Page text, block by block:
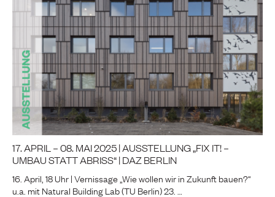
17. APRIL – 08. MAI 2025 | AUSSTELLUNG „FIX IT! –
UMBAU STATT ABRISS“ | DAZ BERLIN
16. April, 18 Uhr | Vernissage „Wie wollen wir in Zukunft bauen?“
u.a. mit Natural Building Lab (TU Berlin) 23. …